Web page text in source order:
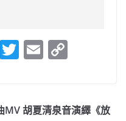
W
e
T
w
er
E
m
l y
MV 胡夏清泉音演繹《放